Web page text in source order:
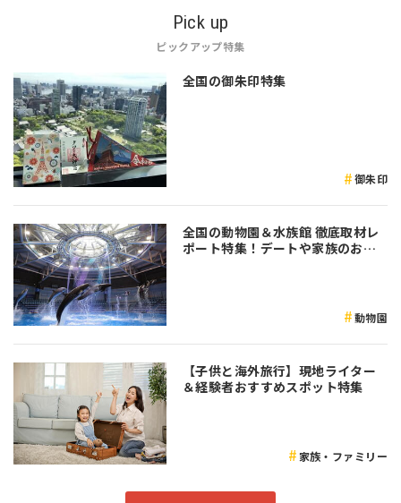
Pick up
ピックアップ特集
全国の御朱印特集
御朱印
全国の動物園＆水族館 徹底取材レ
ポート特集！デートや家族のおで
動物園
【子供と海外旅行】現地ライター
＆経験者おすすめスポット特集
家族・ファミリー